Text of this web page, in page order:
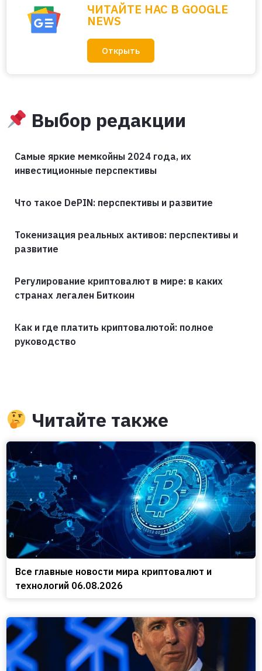
ЧИТАЙТЕ НАС В GOOGLE
NEWS
Открыть
Выбор редакции
Самые яркие мемкойны 2024 года, их
инвестиционные перспективы
Что такое DePIN: перспективы и развитие
Токенизация реальных активов: перспективы и
развитие
Регулирование криптовалют в мире: в каких
странах легален Биткоин
Как и где платить криптовалютой: полное
руководство
Читайте также
Все главные новости мира криптовалют и
технологий 06.08.2026